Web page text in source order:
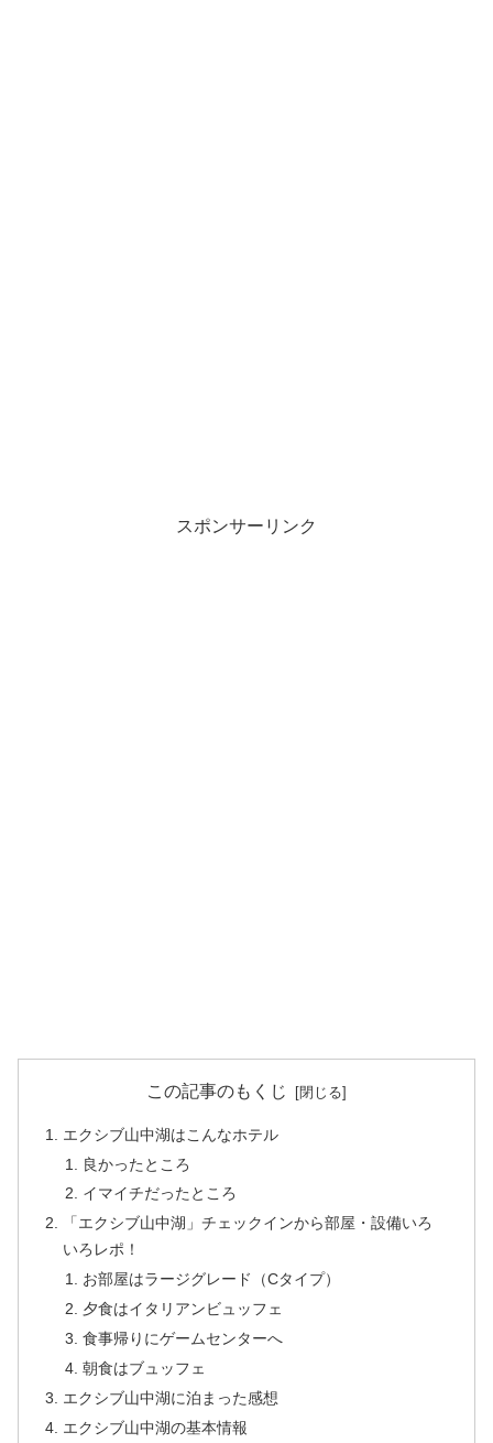
スポンサーリンク
この記事のもくじ
エクシブ山中湖はこんなホテル
良かったところ
イマイチだったところ
「エクシブ山中湖」チェックインから部屋・設備いろ
いろレポ！
お部屋はラージグレード（Cタイプ）
夕食はイタリアンビュッフェ
食事帰りにゲームセンターへ
朝食はブュッフェ
エクシブ山中湖に泊まった感想
エクシブ山中湖の基本情報